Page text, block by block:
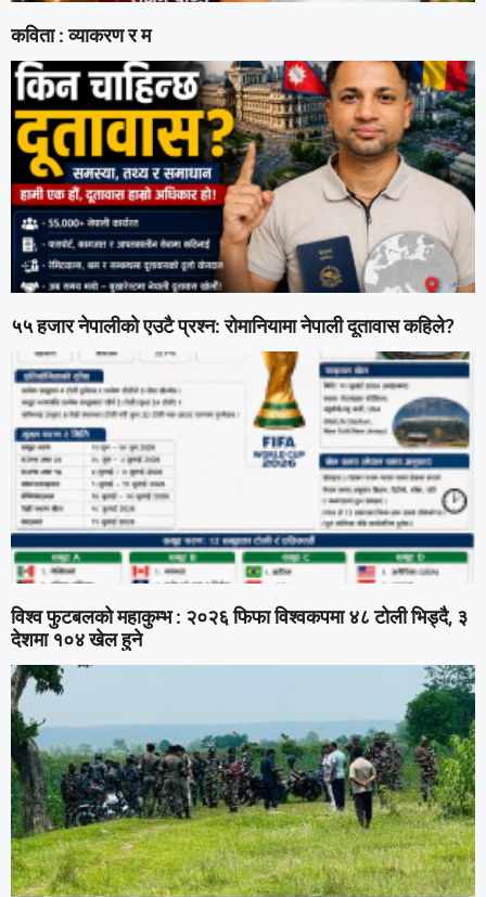
कविता : व्याकरण र म
५५ हजार नेपालीको एउटै प्रश्न: रोमानियामा नेपाली दूतावास कहिले?
विश्व फुटबलको महाकुम्भ : २०२६ फिफा विश्वकपमा ४८ टोली भिड्दै, ३
देशमा १०४ खेल हुने